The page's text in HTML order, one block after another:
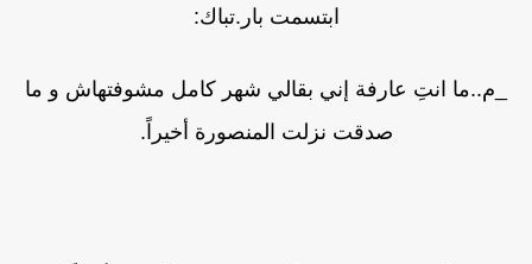
ابتسمت بار.تباك:
_م..ما انتِ عارفة إني بقالي شهر كامل مشوفتهاش و ما
صدقت نزلت المنصورة أخيراً.